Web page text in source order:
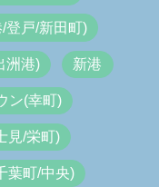
登戸/新田町)
洲港) 新港
ン(幸町)
見/栄町)
葉町/中央)